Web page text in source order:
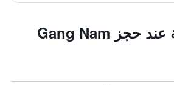
الأسئلة الشائعة عند حجز Gang Nam